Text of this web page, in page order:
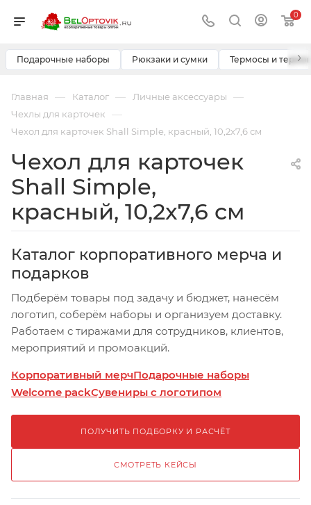
0
Подарочные наборы Рюкзаки и сумки Термосы и ›
Главная — Каталог — Личные аксессуары —
Чехлы для карточек —
Чехол для карточек Shall Simple, красный, 10,2x7,6 см
Чехол для карточек
Shall Simple,
красный, 10,2x7,6 см
Каталог корпоративного мерча и
подарков
Подберём товары под задачу и бюджет, нанесём
логотип, соберём наборы и организуем доставку.
Работаем с тиражами для сотрудников, клиентов,
мероприятий и промоакций.
Корпоративный мерчПодарочные наборы
Welcome packСувениры с логотипом
ПОЛУЧИТЬ ПОДБОРКУ И РАСЧЁТ
СМОТРЕТЬ КЕЙСЫ